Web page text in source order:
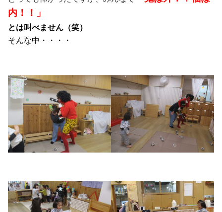
内！！」
とは叫べません（笑）
そんな中・・・・